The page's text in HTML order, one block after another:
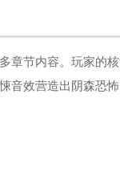
章节内容。玩家的核
音效营造出阴森恐怖